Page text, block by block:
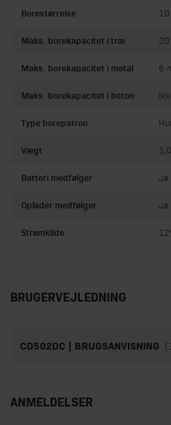
Borestørrelse
Maks. borekapacitet i træ
Maks. borekapacitet i metal 6
Maks. borekapacitet i beton
Type borepatron
Vægt
Batteri medfølger Ja
Oplader medfølger Ja
Strømkilde
BRUGERVEJLEDNING
CD502DC | BRUGSANVISNING
ANMELDELSER